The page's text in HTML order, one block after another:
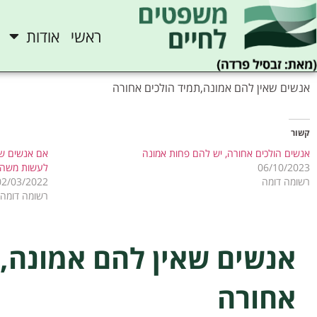
ראשי אודות
אנשים שאין להם אמונה,תמיד הולכים אחורה
קשור
אנשים הולכים אחורה, יש להם פחות אמונה
06/10/2023
רשומה דומה
אם אנשים
לעשות
03/2022
רשומה דומה
אנשים שאין להם
אחורה